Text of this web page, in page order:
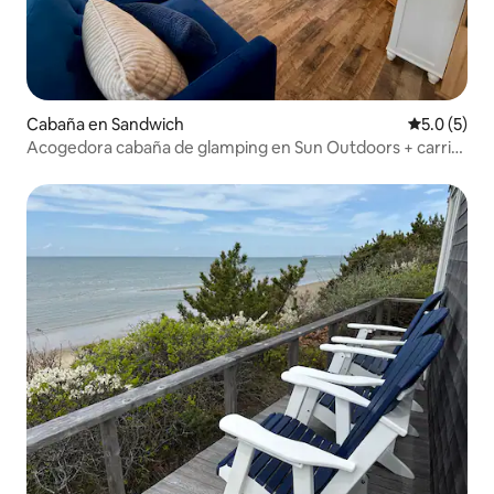
Cabaña en Sandwich
5.0 (5)
Acogedora cabaña de glamping en Sun Outdoors + carrito